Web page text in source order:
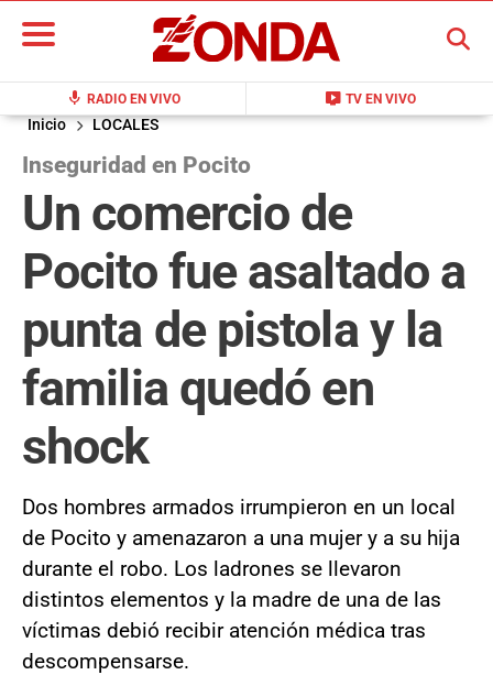
mic RADIO EN VIVO live_tv TV EN VIVO
BUSCAR
Inicio LOCALES
Inseguridad en Pocito
Un comercio de
Pocito fue asaltado a
punta de pistola y la
familia quedó en
shock
Dos hombres armados irrumpieron en un local
de Pocito y amenazaron a una mujer y a su hija
durante el robo. Los ladrones se llevaron
distintos elementos y la madre de una de las
víctimas debió recibir atención médica tras
descompensarse.